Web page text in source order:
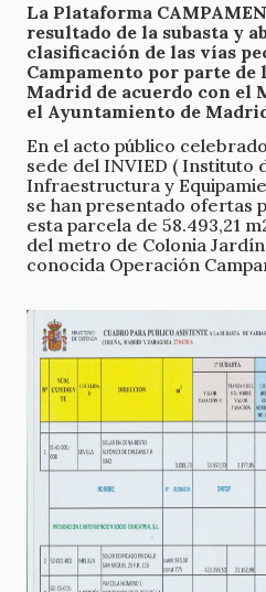
La Plataforma
resultado de la subasta y
clasificación de las vías
Campamento por parte de
Madrid de acuerdo con el
el Ayuntamiento de
En el acto público
sede del INVIED ( Instituto
Infraestructura y
se han presentado ofertas
esta parcela de 58.493,21
del metro de Colonia
conocida Operación